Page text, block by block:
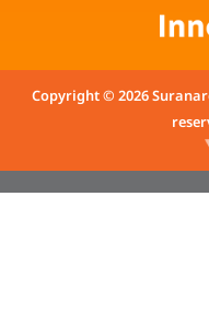
Copyright © 2026